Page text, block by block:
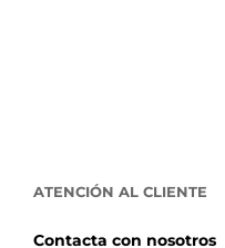
ATENCIÓN AL CLIENTE
Contacta con nosotros